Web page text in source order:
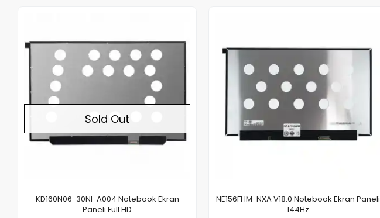
Sold Out
KD160N06-30NI-A004 Notebook Ekran
Paneli Full HD
NE156FHM-NXA V18.0 Notebook Ekran Paneli
144Hz